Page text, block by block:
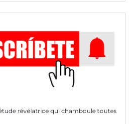
révélatrice qui chamboule toutes